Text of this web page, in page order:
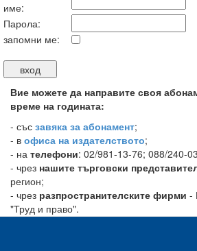
име:
Парола:
запомни ме:
Вие можете да направите своя
време на годината:
- със завяка за абонамент;
- в офиса на издателството;
- на телефони: 02/981-13-76; 088/240-
- чрез нашите търговски
регион;
- чрез разпространителските фирми -
"Труд и право".
Информация за търговските ни